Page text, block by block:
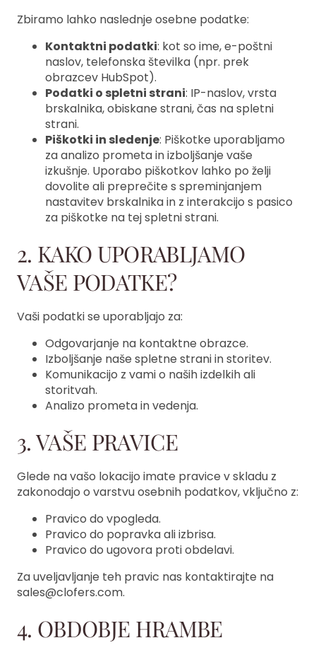
SK
Zbiramo lahko naslednje osebne podatke:
Kontaktni podatki: kot so ime, e-poštni
naslov, telefonska številka (npr. prek
obrazcev HubSpot).
Podatki o spletni strani: IP-naslov, vrsta
brskalnika, obiskane strani, čas na spletni
strani.
Piškotki in sledenje: Piškotke uporabljamo
za analizo prometa in izboljšanje vaše
izkušnje. Uporabo piškotkov lahko po želji
dovolite ali preprečite s spreminjanjem
nastavitev brskalnika in z interakcijo s pasico
za piškotke na tej spletni strani.
2. KAKO UPORABLJAMO
VAŠE PODATKE?
Vaši podatki se uporabljajo za:
Odgovarjanje na kontaktne obrazce.
Izboljšanje naše spletne strani in storitev.
Komunikacijo z vami o naših izdelkih ali
storitvah.
Analizo prometa in vedenja.
3. VAŠE PRAVICE
Glede na vašo lokacijo imate pravice v skladu z
zakonodajo o varstvu osebnih podatkov, vključno z:
Pravico do vpogleda.
Pravico do popravka ali izbrisa.
Pravico do ugovora proti obdelavi.
Za uveljavljanje teh pravic nas kontaktirajte na
sales@clofers.com.
4. OBDOBJE HRAMBE